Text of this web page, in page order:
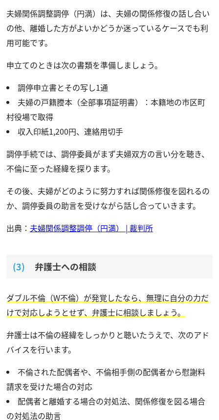
夫婦関係調整調停（円満）は、夫婦の関係修復の話し合い
の他、離婚した方がよいかどうか迷っているケースでも利
用可能です。
申立てのときは次の書類を準備しましょう。
調停申立書とその写し1通
夫婦の戸籍謄本（全部事項証明書）：本籍地の市区町
村役場で取得
収入印紙1,200円、連絡用切手
調停手続では、調停委員がまず夫婦双方の言い分を聴き、
不倫に至った経緯を探ります。
その後、夫婦がどのように努力すれば関係修復を図れるの
か、調停委員の助言を受けながら話し合っていきます。
出典： 夫婦関係調整調停（円満） | 裁判所
弁護士への相談
ダブル不倫（W不倫）が発覚したなら、無理に自分の力だ
けで対応しようとせず、弁護士に相談しましょう。
弁護士は不倫の経緯をしっかりと聴いたうえで、次のアド
バイスを行います。
不倫された配偶者や、不倫相手側の配偶者から慰謝料
請求を受けた場合の対応
配偶者と離婚する場合の対処法、関係修復を図る場合
の対処法の助言